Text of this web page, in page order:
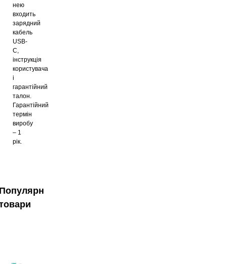
нею
входить
зарядний
кабель
USB-
C,
інструкція
користувача
і
гарантійний
талон.
Гарантійний
термін
виробу
– 1
рік.